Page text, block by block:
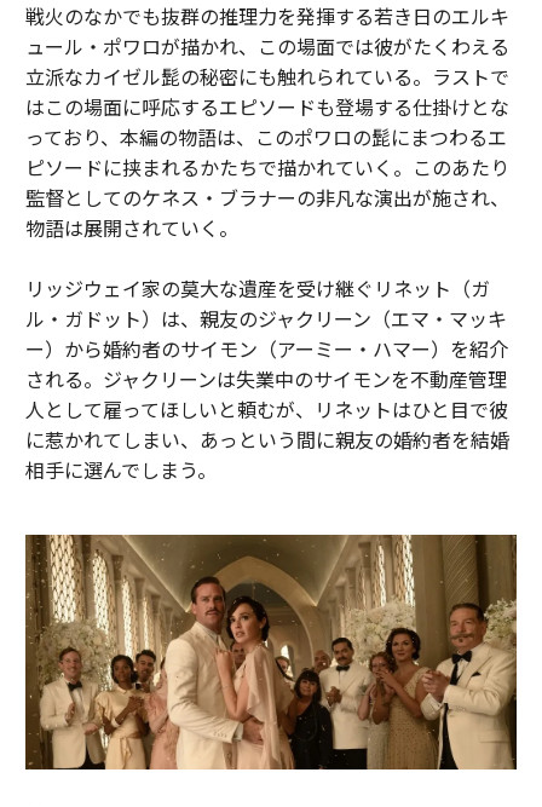
戦火のなかでも抜群の推理力を発揮する若き日のエルキ
ュール・ポワロが描かれ、この場面では彼がたくわえる
立派なカイゼル髭の秘密にも触れられている。ラストで
はこの場面に呼応するエピソードも登場する仕掛けとな
っており、本編の物語は、このポワロの髭にまつわるエ
ピソードに挟まれるかたちで描かれていく。このあたり
監督としてのケネス・ブラナーの非凡な演出が施され、
物語は展開されていく。
リッジウェイ家の莫大な遺産を受け継ぐリネット（ガ
ル・ガドット）は、親友のジャクリーン（エマ・マッキ
ー）から婚約者のサイモン（アーミー・ハマー）を紹介
される。ジャクリーンは失業中のサイモンを不動産管理
人として雇ってほしいと頼むが、リネットはひと目で彼
に惹かれてしまい、あっという間に親友の婚約者を結婚
相手に選んでしまう。